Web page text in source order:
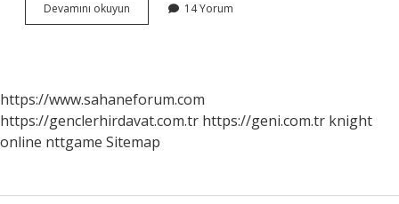
Devamını okuyun
Bir
14 Yorum
https://www.sahaneforum.com
https://genclerhirdavat.com.tr https://geni.com.tr knight
online nttgame Sitemap